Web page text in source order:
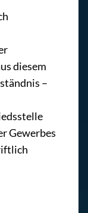
diesem
–
Gewerbes